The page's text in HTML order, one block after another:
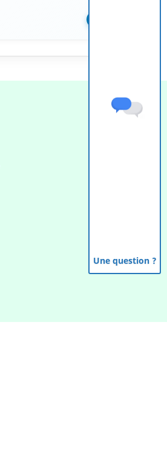
Une question ?